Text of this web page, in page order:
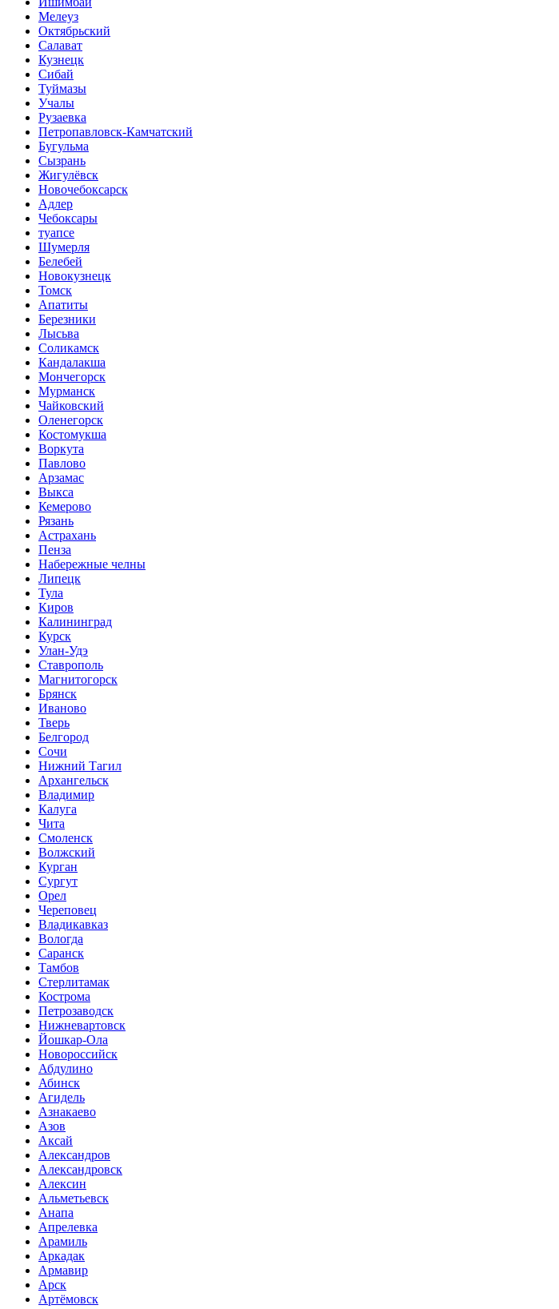
Мелеуз
Октябрьский
Салават
Кузнецк
Сибай
Туймазы
Учалы
Рузаевка
Петропавловск-Камчатский
Бугульма
Сызрань
Жигулёвск
Новочебоксарск
Адлер
Чебоксары
туапсе
Шумерля
Белебей
Новокузнецк
Томск
Апатиты
Березники
Лысьва
Соликамск
Кандалакша
Мончегорск
Мурманск
Чайковский
Оленегорск
Костомукша
Воркута
Павлово
Арзамас
Выкса
Кемерово
Рязань
Астрахань
Пенза
Набережные челны
Липецк
Тула
Киров
Калининград
Курск
Улан-Удэ
Ставрополь
Магнитогорск
Брянск
Иваново
Тверь
Белгород
Сочи
Нижний Тагил
Архангельск
Владимир
Калуга
Чита
Смоленск
Волжский
Курган
Сургут
Орел
Череповец
Владикавказ
Вологда
Саранск
Тамбов
Стерлитамак
Кострома
Петрозаводск
Нижневартовск
Йошкар-Ола
Новороссийск
Абдулино
Абинск
Агидель
Азнакаево
Азов
Аксай
Александров
Александровск
Алексин
Альметьевск
Анапа
Апрелевка
Арамиль
Аркадак
Армавир
Арск
Артёмовск